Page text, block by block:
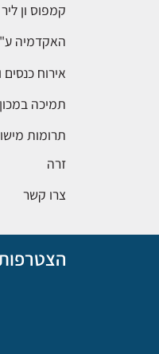
קמפוס ון ליר
האקדמיה
אירוח כנסים
תמיכה במכון
תרומות
זרה
צרו קשר